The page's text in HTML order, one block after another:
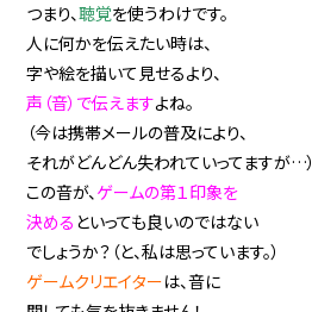
つまり、聴覚を使うわけです。
人に何かを伝えたい時は、
字や絵を描いて見せるより、
声（音）で伝えますよね。
（今は携帯メールの普及により、
それがどんどん失われていってますが…）
この音が、ゲームの第１印象を
決める といっても良いのではない
でしょうか？（と、私は思っています。）
ゲームクリエイターは、音に